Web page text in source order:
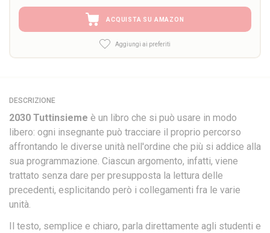
ACQUISTA SU AMAZON
Aggiungi ai preferiti
DESCRIZIONE
2030 Tuttinsieme è un libro che si può usare in modo
libero: ogni insegnante può tracciare il proprio percorso
affrontando le diverse unità nell'ordine che più si addice alla
sua programmazione. Ciascun argomento, infatti, viene
trattato senza dare per presupposta la lettura delle
precedenti, esplicitando però i collegamenti fra le varie
unità.
Il testo, semplice e chiaro, parla direttamente agli studenti e